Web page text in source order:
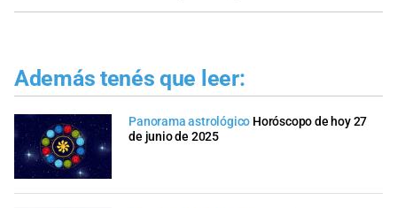
Además tenés que leer:
Panorama astrológico Horóscopo de hoy 27
de junio de 2025